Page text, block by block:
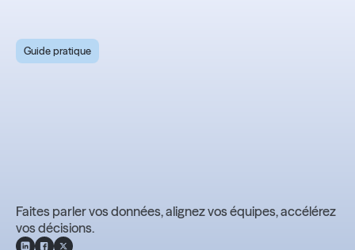
Guide pratique
Faites parler vos données, alignez vos équipes, accélérez
vos décisions.